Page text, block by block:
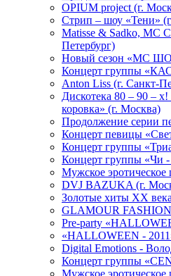
OPIUM project (г.
Стрип – шоу «Тени»
Matissе & Sadko, MC
Петербург)
Новый сезон «МС
Концерт группы
Anton Liss (г. Санкт-
Дискотека 80 – 90 –
коровка» (г. Москва)
Продолжение серии
Концерт певицы
Концерт группы
Концерт группы «Чи
Мужское
DVJ BAZUKA (г.
Золотые хиты XX века
GLAMOUR
Pre-party
«HALLOWEEN -
Digital Emotions -
Концерт группы
Мужское